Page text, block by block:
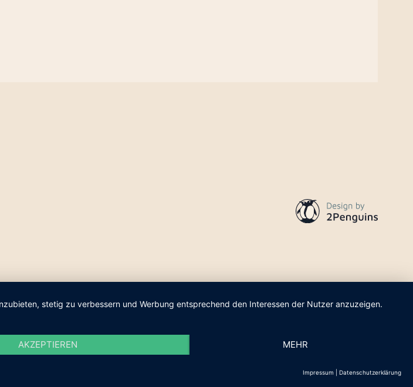
stetig zu verbessern und Werbung entsprechend den Interessen der Nutzer anzuzeigen.
AKZEPTIEREN MEHR
Impressum Datenschutzerklärung